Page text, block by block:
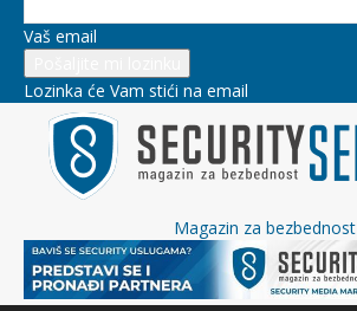
Vaš email
Lozinka će Vam stići na email
Magazin za bezbednost